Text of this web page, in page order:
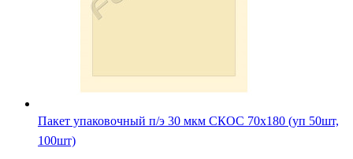
Пакет упаковочный п/э 30 мкм СКОС 70х180 (уп 50шт,
100шт)